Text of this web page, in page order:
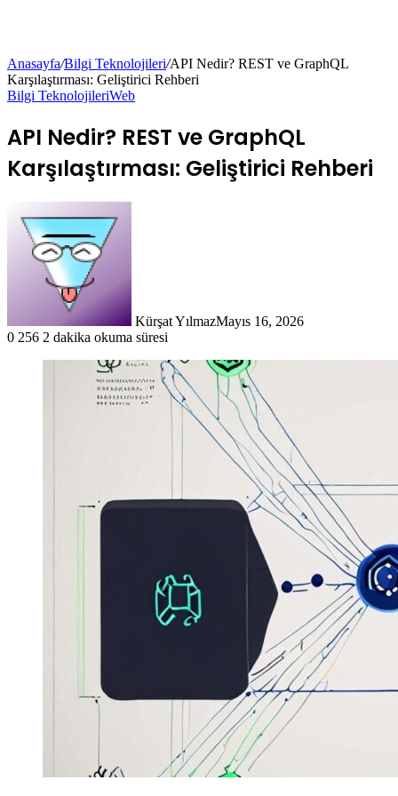
Anasayfa/Bilgi Teknolojileri/API Nedir? REST ve GraphQL
Karşılaştırması: Geliştirici Rehberi
Bilgi TeknolojileriWeb
API Nedir? REST ve GraphQL
Karşılaştırması: Geliştirici Rehberi
Kürşat YılmazMayıs 16, 2026
0 256 2 dakika okuma süresi